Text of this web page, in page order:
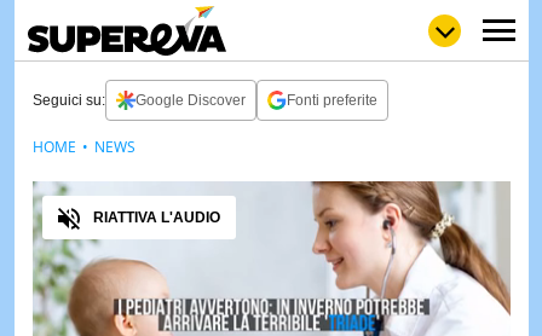
LOLGULP
LOVE
WOW
POP
NEWS
VIDEO
Seguici su: Google Discover Fonti preferite
Audio
RIATTIVA L'AUDIO
HOME NEWS